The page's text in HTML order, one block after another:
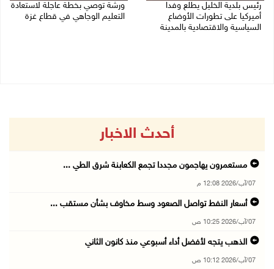
رئيس بلدية الخليل يطلع وفدا
أميركيا على تطورات الأوضاع
السياسية والاقتصادية بالمدينة
ورشة توصي بخطة عاجلة لاستعادة
التعليم الوجاهي في قطاع غزة
أحدث الاخبار
مستعمرون يهاجمون مجددا تجمع الكعابنة شرق الطي ...
07/آب/2026 12:08 م
أسعار النفط تواصل الصعود وسط مخاوف بشأن مستقب ...
07/آب/2026 10:25 ص
الذهب يتجه لأفضل أداء أسبوعي منذ كانون الثاني
07/آب/2026 10:12 ص